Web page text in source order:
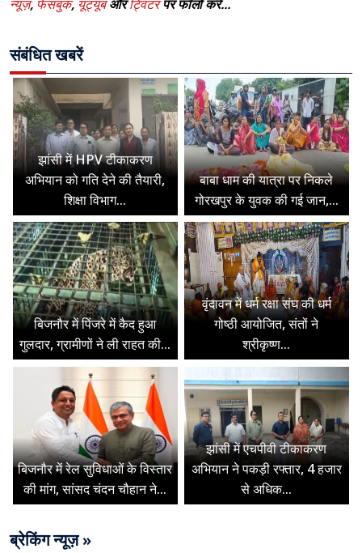
न्यूज़, फेसबुक, यूट्यूबऔरट्विटरपर फॉलो करे...
संबंधित खबरें
झांसी में HPV टीकाकरण
अभियान को गति देने की तैयारी,
शिक्षा विभाग...
बाबा धाम की यात्रा पर निकले
गोरखपुर के युवक की गई जान,...
बिजनौर में पिंजरे में कैद हुआ
गुलदार, ग्रामीणों ने ली राहत की...
वृंदावन में धर्म रक्षा संघ की धर्म
गोष्ठी आयोजित, संतों ने
श्रीकृष्ण...
बिजनौर में रेल सुविधाओं के विस्तार
की मांग, सांसद चंदन चौहान ने...
झांसी में एचपीवी टीकाकरण
अभियान ने पकड़ी रफ्तार, 4 हजार
से अधिक...
ब्रेकिंग न्यूज़ »